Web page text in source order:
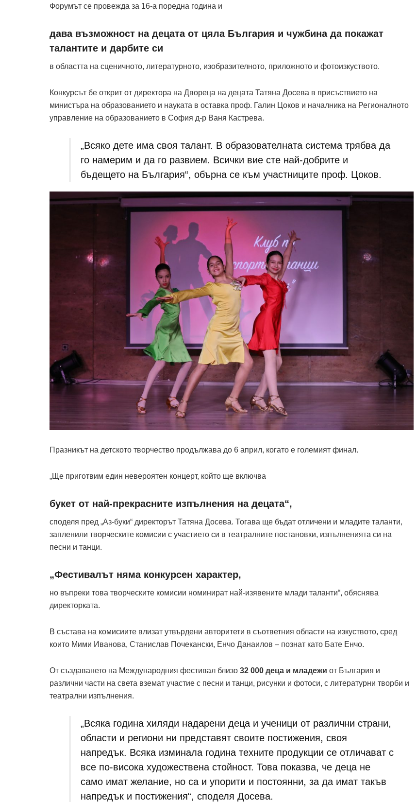
Форумът се провежда за 16-а поредна година и
дава възможност на децата от цяла България и чужбина да покажат
талантите и дарбите си
в областта на сценичното, литературното, изобразителното, приложното и фотоизкуството.
Конкурсът бе открит от директора на Двореца на децата Татяна Досева в присъствието на
министъра на образованието и науката в оставка проф. Галин Цоков и началника на Регионалното
управление на образованието в София д-р Ваня Кастрева.
„Всяко дете има своя талант. В образователната система трябва да
го намерим и да го развием. Всички вие сте най-добрите и
бъдещето на България“, обърна се към участниците проф. Цоков.
Празникът на детското творчество продължава до 6 април, когато е големият финал.
„Ще приготвим един невероятен концерт, който ще включва
букет от най-прекрасните изпълнения на децата“,
споделя пред „Аз-буки“ директорът Татяна Досева. Тогава ще бъдат отличени и младите таланти,
запленили творческите комисии с участието си в театралните постановки, изпълненията си на
песни и танци.
„Фестивалът няма конкурсен характер,
но въпреки това творческите комисии номинират най-изявените млади таланти“, обяснява
директорката.
В състава на комисиите влизат утвърдени авторитети в съответния области на изкуството, сред
които Мими Иванова, Станислав Почекански, Енчо Данаилов – познат като Бате Енчо.
От създаването на Международния фестивал близо 32 000 деца и младежи от България и
различни части на света вземат участие с песни и танци, рисунки и фотоси, с литературни творби и
театрални изпълнения.
„Всяка година хиляди надарени деца и ученици от различни страни,
области и региони ни представят своите постижения, своя
напредък. Всяка изминала година техните продукции се отличават с
все по-висока художествена стойност. Това показва, че деца не
само имат желание, но са и упорити и постоянни, за да имат такъв
напредък и постижения“, споделя Досева.